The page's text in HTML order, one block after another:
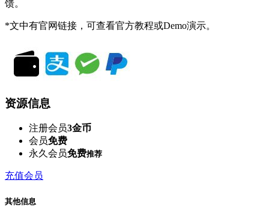
馈。
*文中有官网链接，可查看官方教程或Demo演示。
资源信息
注册会员3金币
会员免费
永久会员免费推荐
充值会员
其他信息